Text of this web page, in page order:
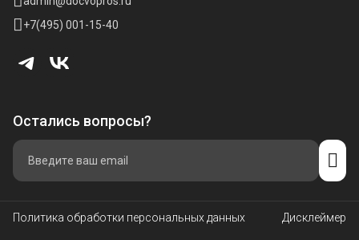
+7(495) 001-15-40
Остались вопросы?
Политика обработки персональных данных Дисклеймер